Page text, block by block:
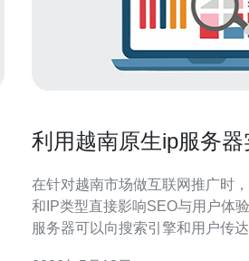
利用越南原生ip服务
在针对越南市场做互联网推广时
和IP类型直接影响SEO与用户体
服务器可以向搜索引擎和用户传